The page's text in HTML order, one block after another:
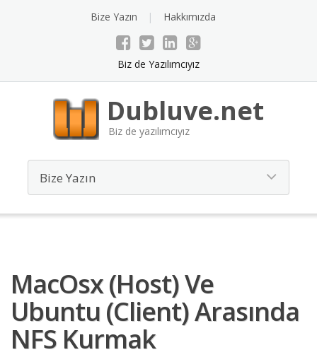
Bize Yazın Hakkımızda
Biz de Yazılımcıyız
Dubluve.net
Biz de yazılımcıyız
MacOsx (Host) Ve
Ubuntu (Client) Arasında
NFS Kurmak